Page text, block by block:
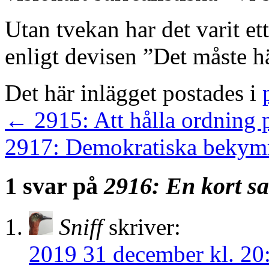
Utan tvekan har det varit
enligt devisen ”Det måste
Det här inlägget postades i
← 2915: Att hålla ordning
2917: Demokratiska
1 svar på2916: En kort
Sniff skriver:
2019 31 december kl.